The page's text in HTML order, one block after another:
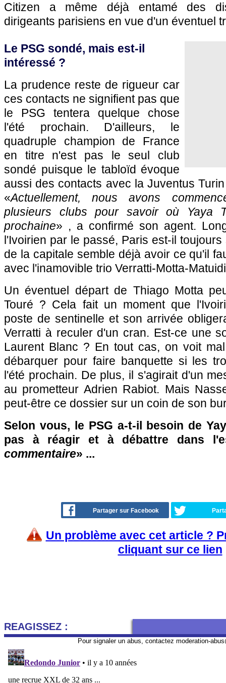
Citizen a même déjà entamé des
dirigeants parisiens en vue d'un éventuel
Le PSG sondé, mais est-il
intéressé ?
La prudence reste de rigueur car
ces contacts ne signifient pas que
le PSG tentera quelque chose
l'été prochain. D'ailleurs, le
quadruple champion de France
en titre n'est pas le seul club
sondé puisque le tabloïd évoque
aussi des contacts avec la Juventus
«Actuellement, nous avons
plusieurs clubs pour savoir où Yaya
prochaine» , a confirmé son agent.
l'Ivoirien par le passé, Paris est-il
de la capitale semble déjà avoir ce qu'il
avec l'inamovible trio Verratti-Motta-
Un éventuel départ de Thiago Motta
Touré ? Cela fait un moment que
poste de sentinelle et son arrivée
Verratti à reculer d'un cran. Est-ce une
Laurent Blanc ? En tout cas, on voit
débarquer pour faire banquette si les
l'été prochain. De plus, il s'agirait d'un
au prometteur Adrien Rabiot. Mais
peut-être ce dossier sur un coin de son
Selon vous, le PSG a-t-il besoin de
pas à réagir et à débattre dans
commentaire» ...
Partager sur Facebook
Un problème avec cet article ?
cliquant sur ce lien
REAGISSEZ :
Pour signaler un abus, contactez moderation-